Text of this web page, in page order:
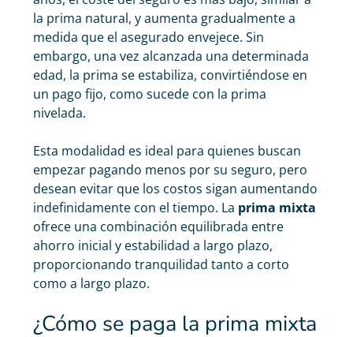
la prima natural, y aumenta gradualmente a
medida que el asegurado envejece. Sin
embargo, una vez alcanzada una determinada
edad, la prima se estabiliza, convirtiéndose en
un pago fijo, como sucede con la prima
nivelada.
Esta modalidad es ideal para quienes buscan
empezar pagando menos por su seguro, pero
desean evitar que los costos sigan aumentando
indefinidamente con el tiempo. La prima mixta
ofrece una combinación equilibrada entre
ahorro inicial y estabilidad a largo plazo,
proporcionando tranquilidad tanto a corto
como a largo plazo.
¿Cómo se paga la prima mixta